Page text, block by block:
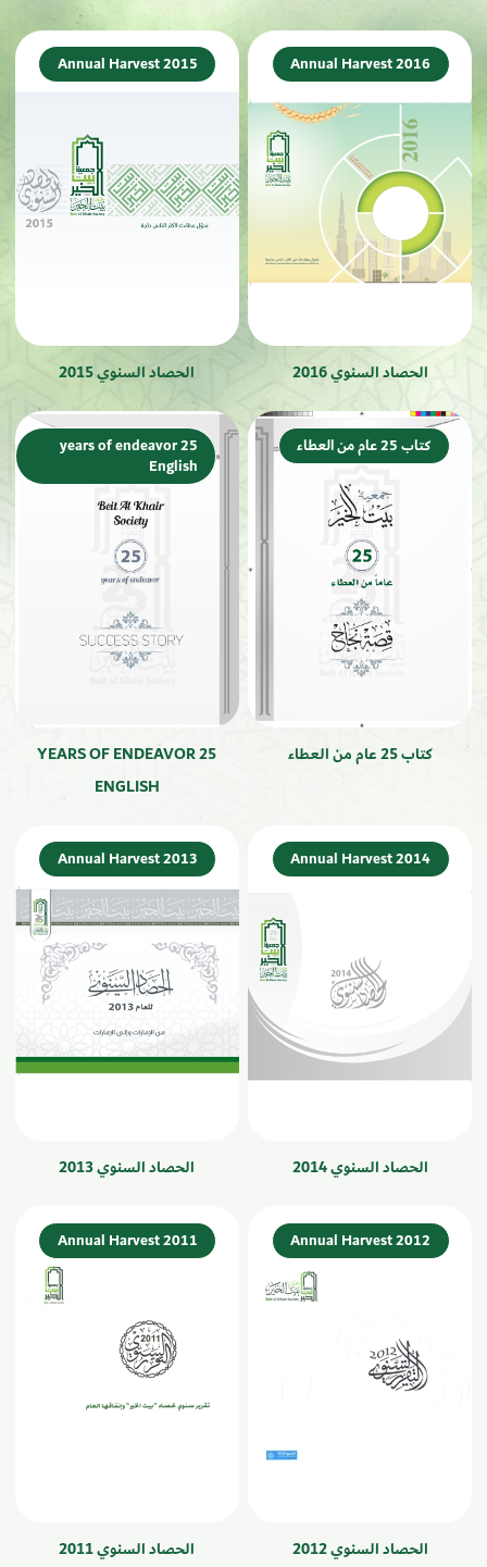
Annual Harvest 2016
الحصاد السنوي 2016
Annual Harvest 2015
الحصاد السنوي 2015
كتاب 25 عام من العطاء
كتاب 25 عام من العطاء
25 years of endeavor
English
25 YEARS OF ENDEAVOR
ENGLISH
Annual Harvest 2014
الحصاد السنوي 2014
Annual Harvest 2013
الحصاد السنوي 2013
Annual Harvest 2012
الحصاد السنوي 2012
Annual Harvest 2011
الحصاد السنوي 2011